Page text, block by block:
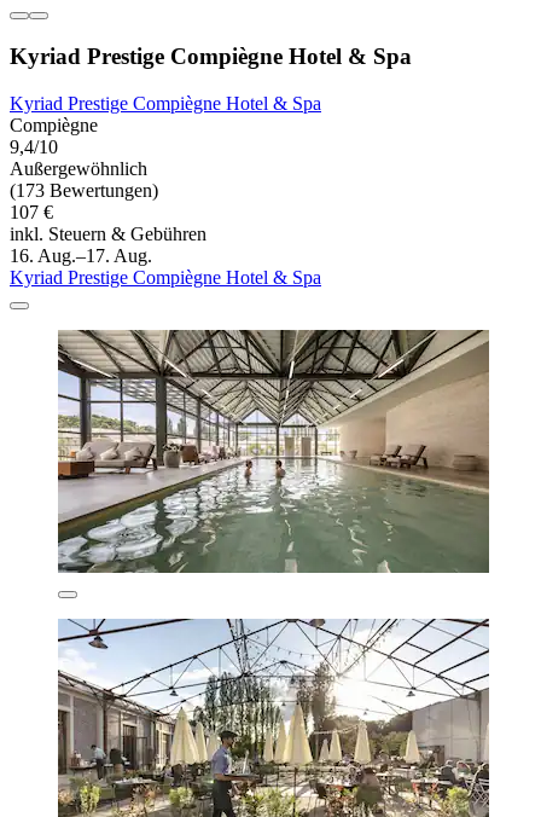
Kyriad Prestige Compiègne Hotel & Spa
Kyriad Prestige Compiègne Hotel & Spa
Compiègne
9,4/10
Außergewöhnlich
(173 Bewertungen)
107 €
inkl. Steuern & Gebühren
16. Aug.–17. Aug.
Kyriad Prestige Compiègne Hotel & Spa